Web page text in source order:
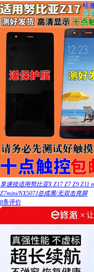
享速技适用努比亚X Z17 Z7 Z9 Z11
Z7mini/NX507J总成黑/无双击亮屏
8条评价